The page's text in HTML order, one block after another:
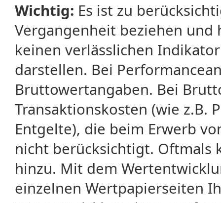
Wichtig: Es ist zu
Vergangenheit beziehen
keinen verlässlichen
darstellen. Bei
Bruttowertangaben. Bei
Transaktionskosten (wie z.B.
Entgelte), die beim Erwerb
nicht berücksichtigt. Oftmals
hinzu. Mit dem
einzelnen Wertpapierseiten